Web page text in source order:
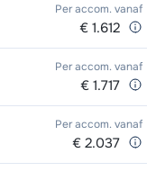
€ 50,00
€ 142,50
Per accom. vanaf
€ 1.612
Per accom. vanaf
€ 1.717
Per accom. vanaf
€ 2.037